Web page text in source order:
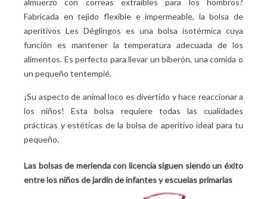
almuerzo con correas extraíbles para los hombros?
Fabricada en tejido flexible e impermeable, la bolsa de
aperitivos Les Déglingos es una bolsa isotérmica cuya
función es mantener la temperatura adecuada de los
alimentos. Es perfecto para llevar un biberón, una comida o
un pequeño tentempié.
¡Su aspecto de animal loco es divertido y hace reaccionar a
los niños! Esta bolsa requiere todas las cualidades
prácticas y estéticas de la bolsa de aperitivo ideal para tu
pequeño.
Las bolsas de merienda con licencia siguen siendo un éxito
entre los niños de jardín de infantes y escuelas primarias